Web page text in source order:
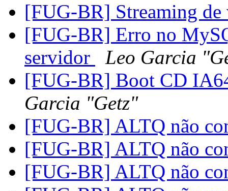
[FUG-BR] Streaming
[FUG-BR] Erro no
servidor
Leo Garcia
[FUG-BR] Boot CD
Garcia "Getz"
[FUG-BR] ALTQ não
[FUG-BR] ALTQ não
[FUG-BR] ALTQ não